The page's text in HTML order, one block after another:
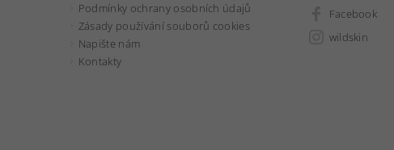
Podmínky ochrany osobních údajů
Zásady používání souborů cookies
Napište nám
Kontakty
Facebook
wildskin